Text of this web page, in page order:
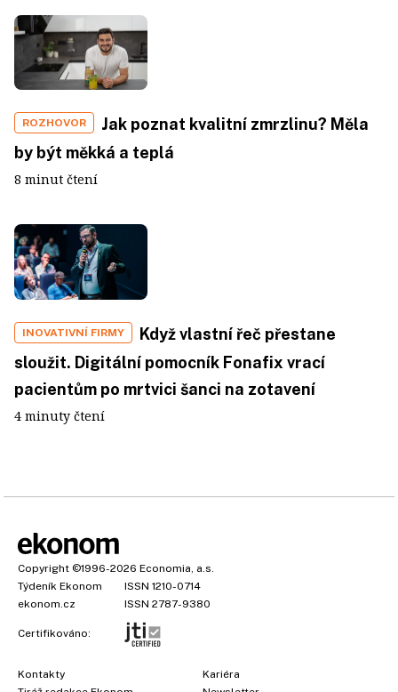
ROZHOVOR
Jak poznat kvalitní zmrzlinu? Měla
by být měkká a teplá
8 minut čtení
INOVATIVNÍ FIRMY
Když vlastní řeč přestane
sloužit. Digitální pomocník Fonafix vrací
pacientům po mrtvici šanci na zotavení
4 minuty čtení
Copyright ©1996-2026 Economia, a.s.
Týdeník Ekonom
ISSN 1210-0714
ekonom.cz
ISSN 2787-9380
Certifikováno:
Kontakty
Kariéra